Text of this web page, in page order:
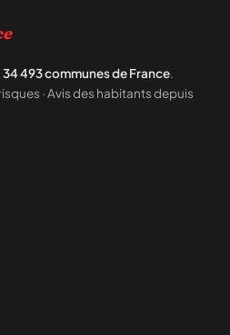
34 493 communes de France.
· Avis des habitants depuis